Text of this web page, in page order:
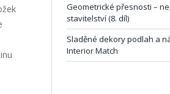
Geometrické přesnosti –
stavitelství (8. díl)
Sladěné dekory podlah a
Interior Match